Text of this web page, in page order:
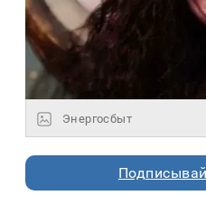
Энергосбыт